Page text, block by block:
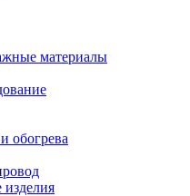
материалы
обогрева
изделия